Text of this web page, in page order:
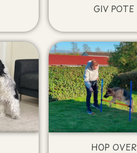
GIV POTE
HOP OVER